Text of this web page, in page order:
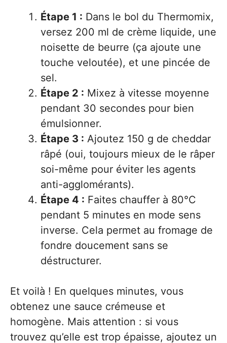
Étape 1 : Dans le bol du Thermomix,
versez 200 ml de crème liquide, une
noisette de beurre (ça ajoute une
touche veloutée), et une pincée de
sel.
Étape 2 : Mixez à vitesse moyenne
pendant 30 secondes pour bien
émulsionner.
Étape 3 : Ajoutez 150 g de cheddar
râpé (oui, toujours mieux de le râper
soi-même pour éviter les agents
anti-agglomérants).
Étape 4 : Faites chauffer à 80°C
pendant 5 minutes en mode sens
inverse. Cela permet au fromage de
fondre doucement sans se
déstructurer.
Et voilà ! En quelques minutes, vous
obtenez une sauce crémeuse et
homogène. Mais attention : si vous
trouvez qu’elle est trop épaisse, ajoutez un